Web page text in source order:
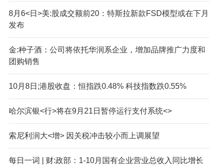
8月6<日>美:股成交额前20：特斯拉新款FSD模型或在下月
发布
金:种子酒：公司将依托华润系企业，增加品牌推广力度和
团购销售
10月8日;港股收盘：恒指跌0.48% 科技指数跌0.55%
哈尔滨银<行>将在9月21日暂停运行支付系统<>
索尼利润大<增> 因关税冲击较小而上调展望
每日一词 | 财:政部：1-10月国有企业营业总收入同比增长